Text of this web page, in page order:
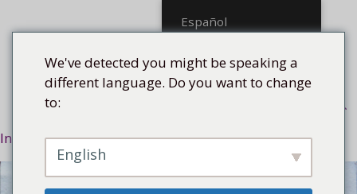
al
Menú
Inicio /Estilo/Figurado/ Por mi ciudad II, 2005
Español
We've detected you might be speaking a
different language. Do you want to change
to:
English